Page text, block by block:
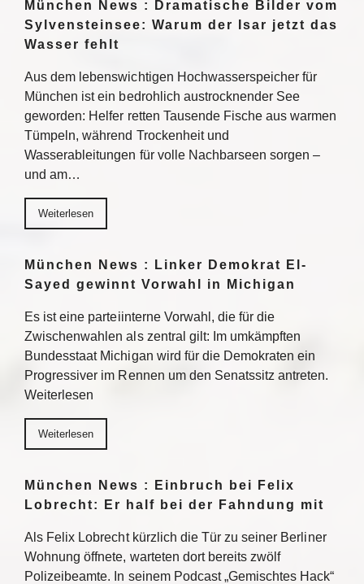
München News : Dramatische Bilder vom
Sylvensteinsee: Warum der Isar jetzt das
Wasser fehlt
Aus dem lebenswichtigen Hochwasserspeicher für
München ist ein bedrohlich austrocknender See
geworden: Helfer retten Tausende Fische aus warmen
Tümpeln, während Trockenheit und
Wasserableitungen für volle Nachbarseen sorgen –
und am…
Weiterlesen
München News : Linker Demokrat El-
Sayed gewinnt Vorwahl in Michigan
Es ist eine parteiinterne Vorwahl, die für die
Zwischenwahlen als zentral gilt: Im umkämpften
Bundesstaat Michigan wird für die Demokraten ein
Progressiver im Rennen um den Senatssitz antreten.
Weiterlesen
Weiterlesen
München News : Einbruch bei Felix
Lobrecht: Er half bei der Fahndung mit
Als Felix Lobrecht kürzlich die Tür zu seiner Berliner
Wohnung öffnete, warteten dort bereits zwölf
Polizeibeamte. In seinem Podcast „Gemischtes Hack“